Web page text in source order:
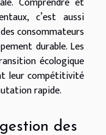
c’est aussi
consommateurs
durable. Les
écologique
leur compétitivité
rapide.
des